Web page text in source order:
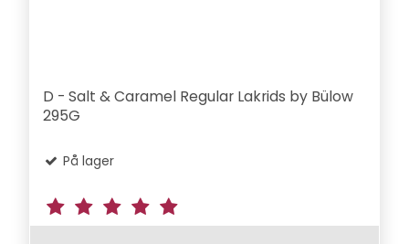
D - Salt & Caramel Regular Lakrids by Bülow
295G
På lager